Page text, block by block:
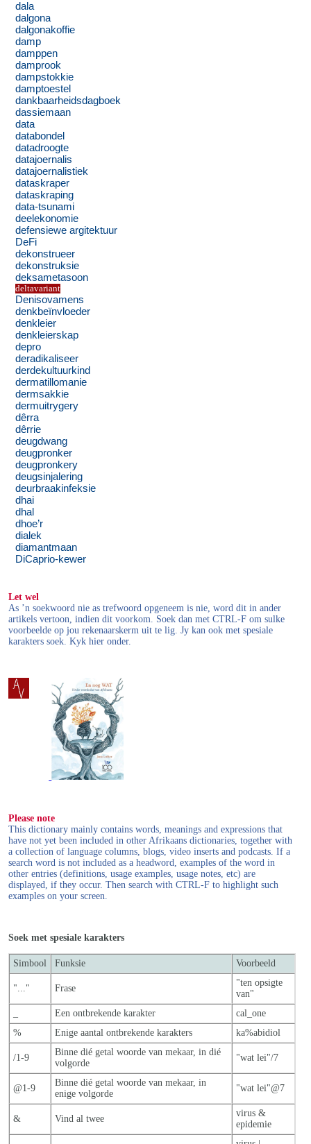
dala
dalgona
dalgonakoffie
damp
damppen
damprook
dampstokkie
damptoestel
dankbaarheidsdagboek
dassiemaan
data
databondel
datadroogte
datajoernalis
datajoernalistiek
dataskraper
dataskraping
data-tsunami
deelekonomie
defensiewe argitektuur
DeFi
dekonstrueer
dekonstruksie
deksametasoon
deltavariant
Denisovamens
denkbeïnvloeder
denkleier
denkleierskap
depro
deradikaliseer
derdekultuurkind
dermatillomanie
dermsakkie
dermuitrygery
dêrra
dêrrie
deugdwang
deugpronker
deugpronkery
deugsinjalering
deurbraakinfeksie
dhai
dhal
dhoe’r
dialek
diamantmaan
DiCaprio-kewer
Let wel
As ’n soekwoord nie as trefwoord opgeneem is nie, word dit in ander
artikels vertoon, indien dit voorkom. Soek dan met CTRL-F om sulke
voorbeelde op jou rekenaarskerm uit te lig. Jy kan ook met spesiale
karakters soek. Kyk hier onder.
Please note
This dictionary mainly contains words, meanings and expressions that
have not yet been included in other Afrikaans dictionaries, together with
a collection of language columns, blogs, video inserts and podcasts. If a
search word is not included as a headword, examples of the word in
other entries (definitions, usage examples, usage notes, etc) are
displayed, if they occur. Then search with CTRL-F to highlight such
examples on your screen.
Soek met spesiale karakters
Simbool Funksie Voorbeeld
"..." Frase
"ten opsigte
van"
Een ontbrekende karakter
cal_one
%
Enige aantal ontbrekende karakters ka%abidiol
/1-9
Binne dié getal woorde van mekaar, in dié
volgorde
"wat lei"/7
@1-9
Binne dié getal woorde van mekaar, in
enige volgorde
"wat lei"@7
& Vind al twee
virus &
epidemie